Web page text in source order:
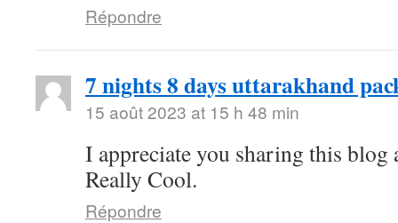
Répondre
7 nights 8 days uttarakhand
15 août 2023 at 15 h 48 min
I appreciate you sharing this
Really Cool.
Répondre